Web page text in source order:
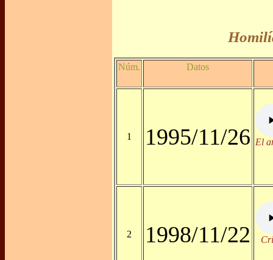
Núm. Datos
1 1995/11/26 El
2 1998/11/22